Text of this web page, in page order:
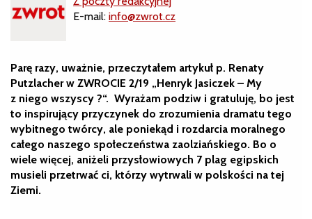
E-mail: info@zwrot.cz
Parę razy, uważnie, przeczytałem artykuł p. Renaty
Putzlacher w ZWROCIE 2/19 „Henryk Jasiczek – My
z niego wszyscy ?“. Wyrażam podziw i gratuluję, bo jest
to inspirujący przyczynek do zrozumienia dramatu tego
wybitnego twórcy, ale poniekąd i rozdarcia moralnego
całego naszego społeczeństwa zaolziańskiego. Bo o
wiele więcej, aniżeli przysłowiowych 7 plag egipskich
musieli przetrwać ci, którzy wytrwali w polskości na tej
Ziemi.